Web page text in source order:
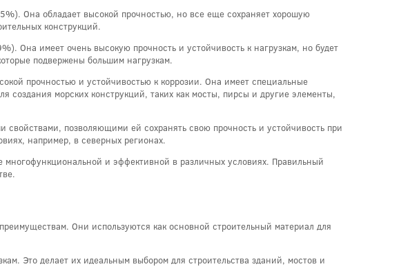
Она обладает высокой прочностью, но все еще сохраняет хорошую
конструкций.
Она имеет очень высокую прочность и устойчивость к нагрузкам, но будет
подвержены большим нагрузкам.
прочностью и устойчивостью к коррозии. Она имеет специальные
создания морских конструкций, таких как мосты, пирсы и другие элементы,
свойствами, позволяющими ей сохранять свою прочность и устойчивость при
например, в северных регионах.
и эффективной в различных условиях. Правильный
Они используются как основной строительный материал для
Это делает их идеальным выбором для строительства зданий, мостов и